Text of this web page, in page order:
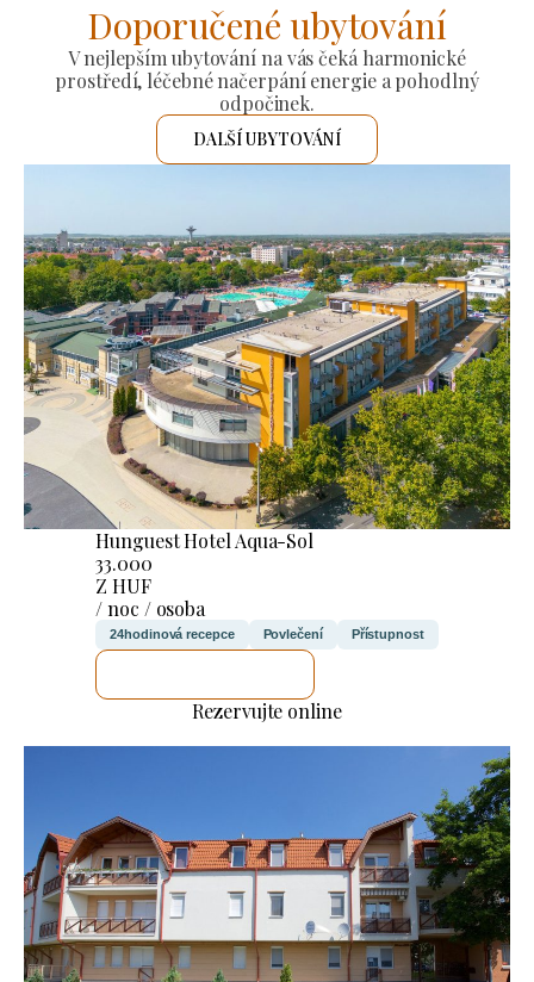
Doporučené ubytování
V nejlepším ubytování na vás čeká harmonické
prostředí, léčebné načerpání energie a pohodlný
odpočinek.
DALŠÍ UBYTOVÁNÍ
Hunguest Hotel Aqua-Sol
33.000
Z HUF
/ noc / osoba
24hodinová recepce Povlečení Přístupnost
Rezervujte online